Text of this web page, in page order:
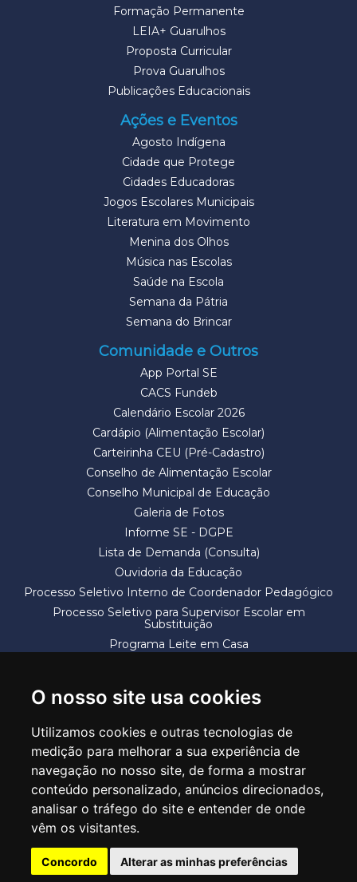
O nosso site usa cookies
Utilizamos cookies e outras tecnologias de
medição para melhorar a sua experiência de
navegação no nosso site, de forma a mostrar
conteúdo personalizado, anúncios direcionados,
analisar o tráfego do site e entender de onde
vêm os visitantes.
Concordo Alterar as minhas preferências
Formação Permanente
LEIA+ Guarulhos
Proposta Curricular
Prova Guarulhos
Publicações Educacionais
Ações e Eventos
Agosto Indígena
Cidade que Protege
Cidades Educadoras
Jogos Escolares Municipais
Literatura em Movimento
Menina dos Olhos
Música nas Escolas
Saúde na Escola
Semana da Pátria
Semana do Brincar
Comunidade e Outros
App Portal SE
CACS Fundeb
Calendário Escolar 2026
Cardápio (Alimentação Escolar)
Carteirinha CEU (Pré-Cadastro)
Conselho de Alimentação Escolar
Conselho Municipal de Educação
Galeria de Fotos
Informe SE - DGPE
Lista de Demanda (Consulta)
Ouvidoria da Educação
Processo Seletivo Interno de Coordenador Pedagógico
Processo Seletivo para Supervisor Escolar em
Substituição
Programa Leite em Casa
SECRETARIA DE EDUCAÇÃO
Rua Claudino Barbosa, 313 - Macedo - Guarulhos/SP CEP 07113-040
Central de Atendimento: *55 11 2475-7300